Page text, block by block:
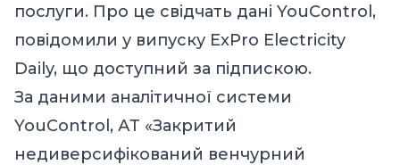
послуги. Про це свідчать дані YouControl,
повідомили у випуску ExPro Electricity
Daily, що доступний за підпискою.
За даними аналітичної системи
YouControl, АТ «Закритий
недиверсифікований венчурний